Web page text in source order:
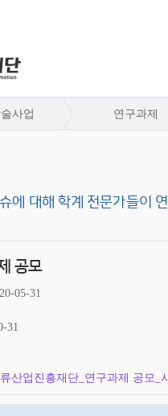
사업 연구과제
에 대해 학계 전문가들이
공모
05-31
31
산업진흥재단_연구과제 공모_